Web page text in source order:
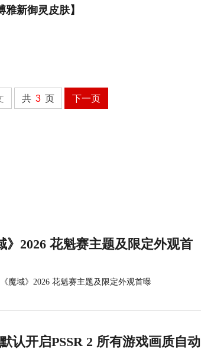
新御灵皮肤】
共 3 页 下一页
2026 花魁赛主题及限定外观首
魔域》2026 花魁赛主题及限定外观首曝
认开启PSSR 2 所有游戏画质自动